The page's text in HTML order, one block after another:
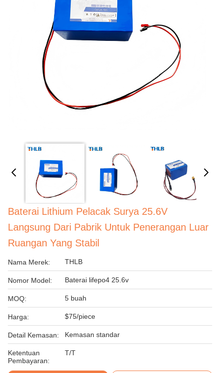
Baterai Lithium Pelacak Surya 25.6V
Langsung Dari Pabrik Untuk Penerangan Luar
Ruangan Yang Stabil
Nama Merek: THLB
Nomor Model: Baterai lifepo4 25.6v
MOQ: 5 buah
Harga: $75/piece
Detail Kemasan: Kemasan standar
Ketentuan
Pembayaran:
T/T